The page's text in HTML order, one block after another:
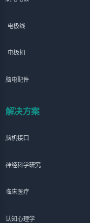
电极线
电极扣
脑电配件
解决方案
脑机接口
神经科学研究
临床医疗
认知心理学